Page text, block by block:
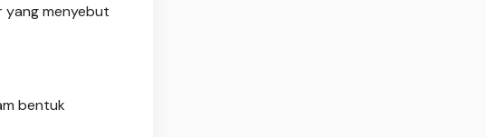
yang menyebut
bentuk